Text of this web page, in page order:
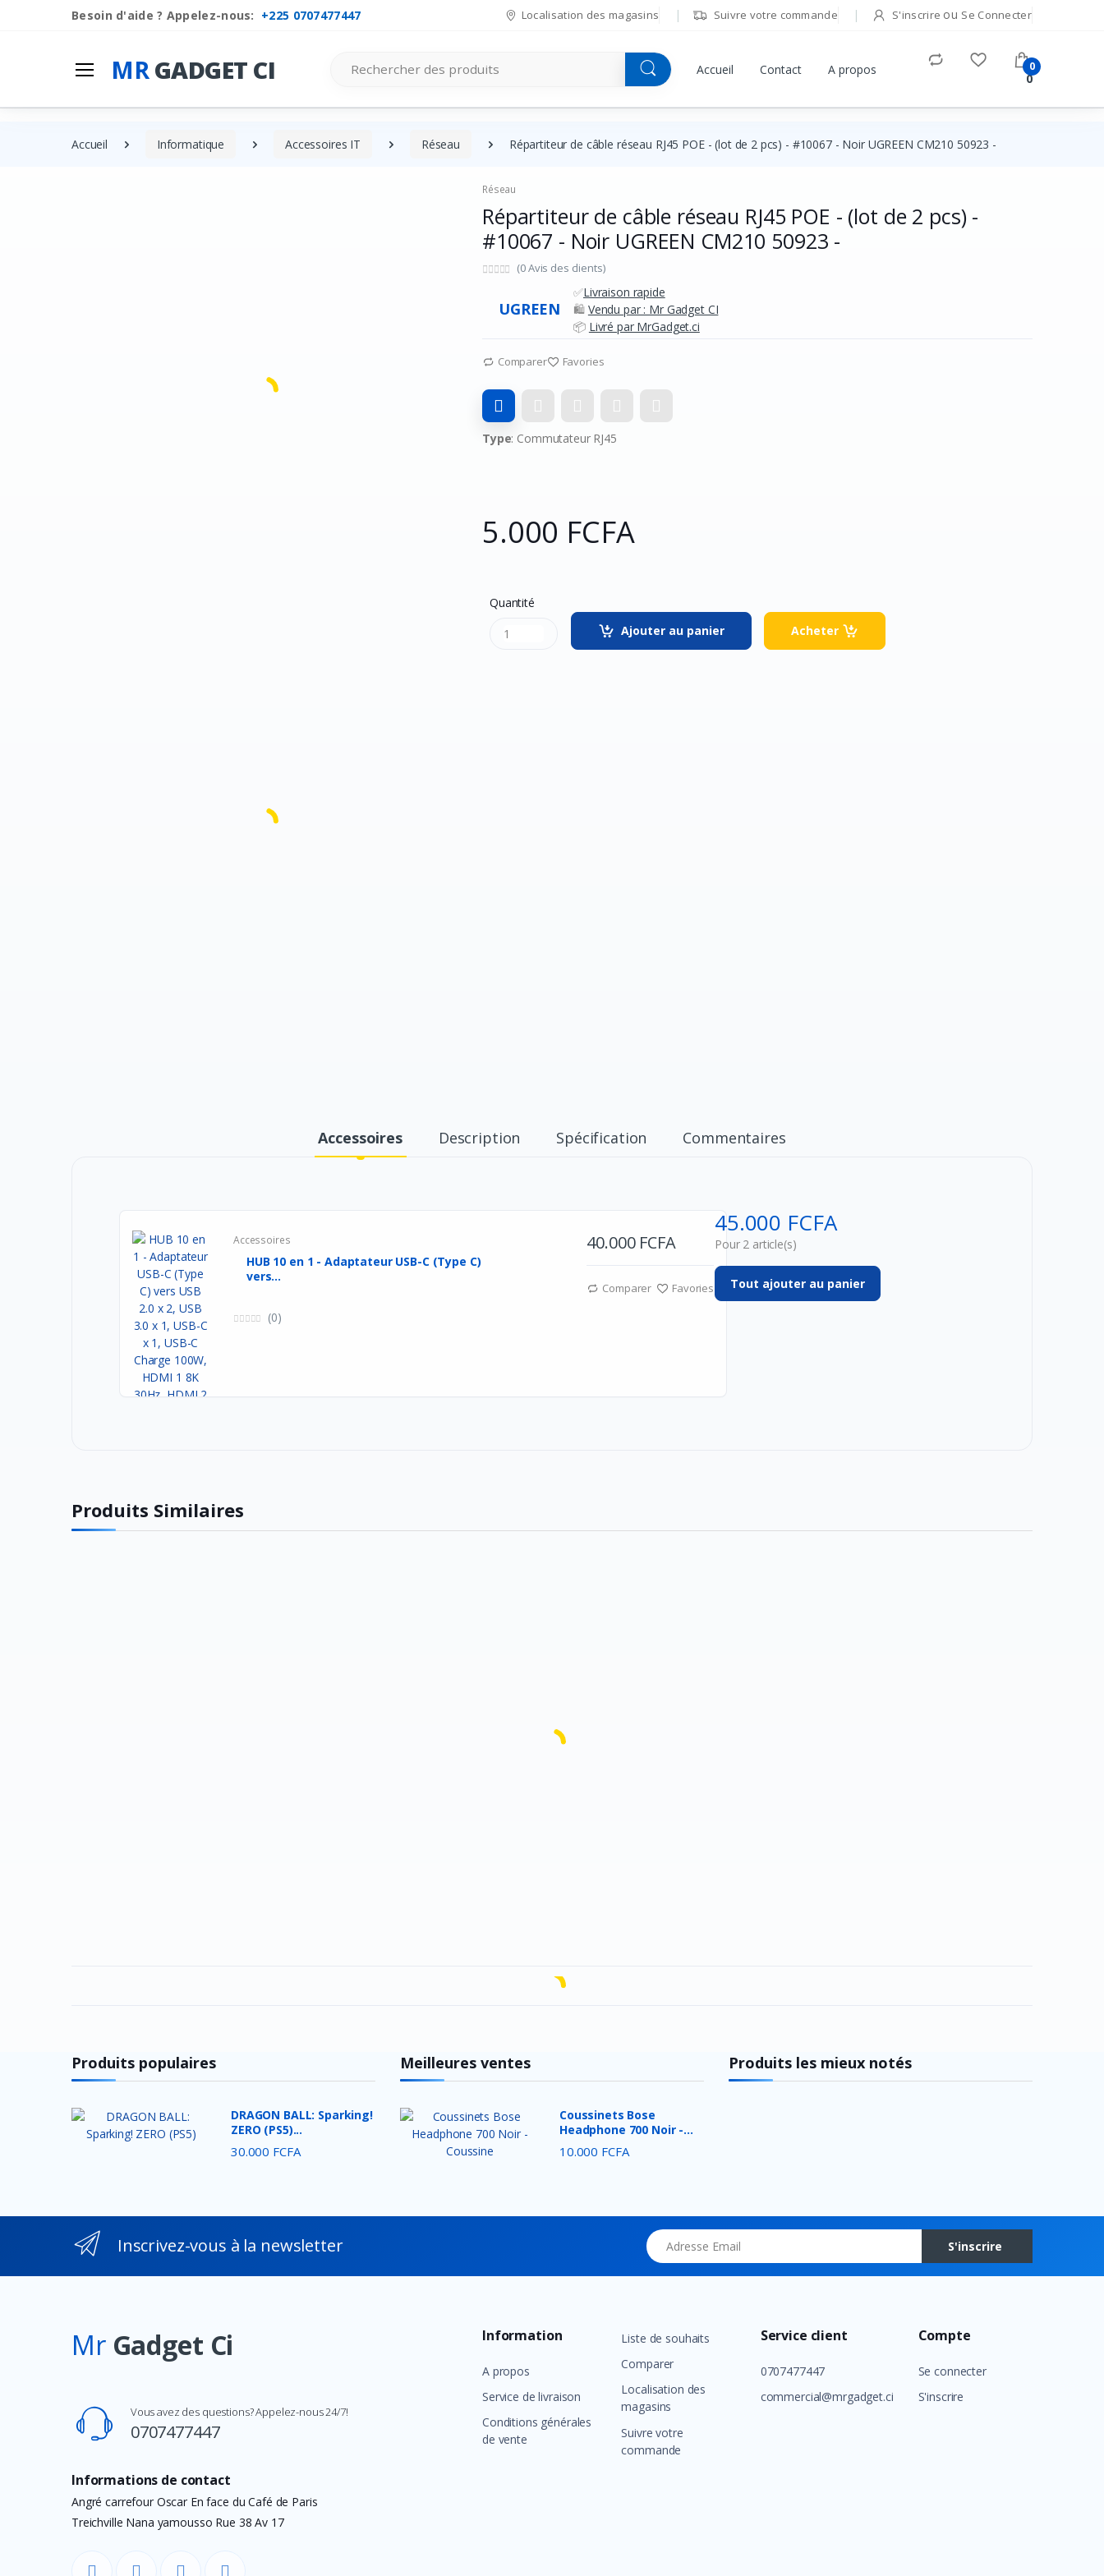
Besoin d'aide ? Appelez-nous: +225 0707477447 Localisation des magasins Suivre votre commande S'inscrire ou Se Connecter
MRGADGET CI
Gadget Ci
Les Categories
Accueil Contact A propos 0
0
Accueil Informatique Accessoires IT Réseau Répartiteur de câble réseau RJ45 POE - (lot de 2 pcs) - #10067 - Noir UGREEN CM210 50923 -
Réseau
Répartiteur de câble réseau RJ45 POE - (lot de 2 pcs) -
#10067 - Noir UGREEN CM210 50923 -
(0 Avis des clients)
UGREEN
✅Livraison rapide
🛍️ Vendu par : Mr Gadget CI
📦 Livré par MrGadget.ci
Comparer Favories
Type: Commutateur RJ45
5.000 FCFA
Quantité
Ajouter au panier
Acheter
Accessoires Description Spécification Commentaires
Accessoires
HUB 10 en 1 - Adaptateur USB-C (Type C)
vers...
(0)
40.000 FCFA
Comparer Favories
45.000 FCFA
Pour 2 article(s)
Tout ajouter au panier
Produits Similaires
Produits populaires
DRAGON BALL: Sparking!
ZERO (PS5)...
30.000 FCFA
Meilleures ventes
Coussinets Bose
Headphone 700 Noir -
Coussine...
10.000 FCFA
Produits les mieux notés
Inscrivez-vous à la newsletter Adresse Email
S'inscrire
Mr Gadget Ci
Vous avez des questions? Appelez-nous 24/7!
0707477447
Informations de contact
Angré carrefour Oscar En face du Café de Paris
Treichville Nana yamousso Rue 38 Av 17
Information
A propos
Service de livraison
Conditions générales
de vente
Liste de souhaits
Comparer
Localisation des
magasins
Suivre votre
commande
Service client
0707477447
commercial@mrgadget.ci
Compte
Se connecter
S'inscrire
Bonjour!
Adresse E-mail